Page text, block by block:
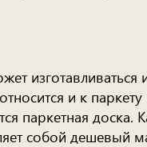
и к
паркетная доска.
собой дешевый